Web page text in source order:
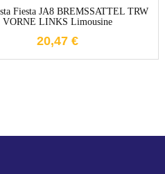
Fiesta JA8 BREMSSATTEL TRW
VORNE LINKS Limousine
20,47 €